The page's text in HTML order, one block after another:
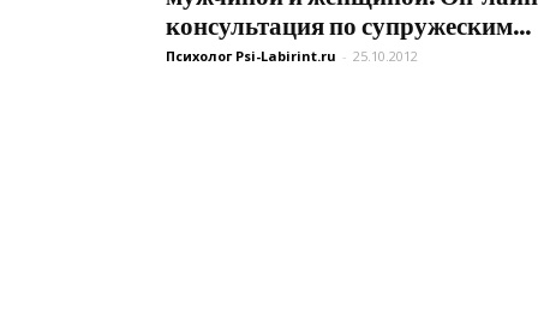
консультация по супружеским...
Психолог Psi-Labirint.ru - 25.10.2012